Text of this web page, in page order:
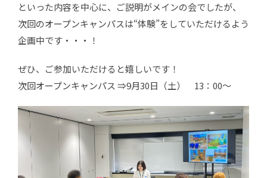
といった内容を中心に、ご説明がメインの会でしたが、
次回のオープンキャンパスは“体験”をしていただけるよう
企画中です・・・！
ぜひ、ご参加いただけると嬉しいです！
次回オープンキャンパス ⇒9月30日（土） 13：00～